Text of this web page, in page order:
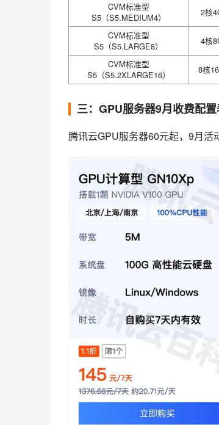
CVM标准型
S5（S5.MEDIUM4）
2核
CVM标准型
S5（S5.LARGE8）
4核
CVM标准型
S5（S5.2XLARGE16）
8核
三：GPU服务器9月收费配
腾讯云GPU服务器60元起，9月活